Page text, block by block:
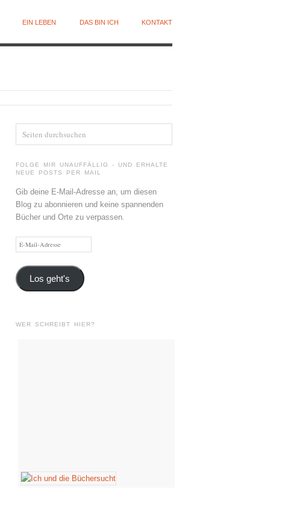
EIN LEBEN DAS BIN ICH KONTAKT
FOLGE MIR UNAUFFÄLLIG - UND ERHALTE
NEUE POSTS PER MAIL
Gib deine E-Mail-Adresse an, um diesen
Blog zu abonnieren und keine spannenden
Bücher und Orte zu verpassen.
E-
Mail-
Adresse
Los geht's
WER SCHREIBT HIER?